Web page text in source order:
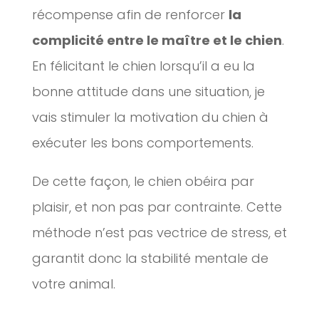
récompense afin de renforcer la
complicité entre le maître et le chien.
En félicitant le chien lorsqu’il a eu la
bonne attitude dans une situation, je
vais stimuler la motivation du chien à
exécuter les bons comportements.
De cette façon, le chien obéira par
plaisir, et non pas par contrainte. Cette
méthode n’est pas vectrice de stress, et
garantit donc la stabilité mentale de
votre animal.